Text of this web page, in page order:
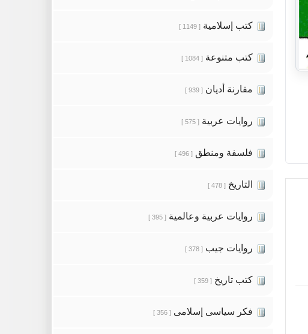
كتب إسلامية [ 1149 ]
كتب متنوعة [ 1084 ]
مقارنة أديان [ 939 ]
روايات عربية [ 575 ]
فلسفة ومنطق [ 496 ]
التاريخ [ 478 ]
روايات عربية وعالمية [ 395 ]
روايات جيب [ 378 ]
كتب تاريخ [ 359 ]
فكر سياسى إسلامى [ 356 ]